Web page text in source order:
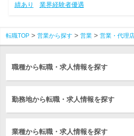
績あり
業界経験者優遇
転職TOP 営業から探す 営業 営業・代理
職種から転職・求人情報を探す
勤務地から転職・求人情報を探す
業種から転職・求人情報を探す